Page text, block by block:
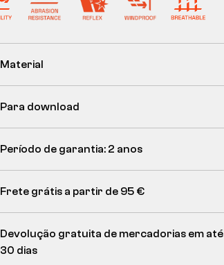
Material
Para download
Período de garantia: 2 anos
Frete grátis a partir de 95 €
Devolução gratuita de mercadorias em até
30 dias